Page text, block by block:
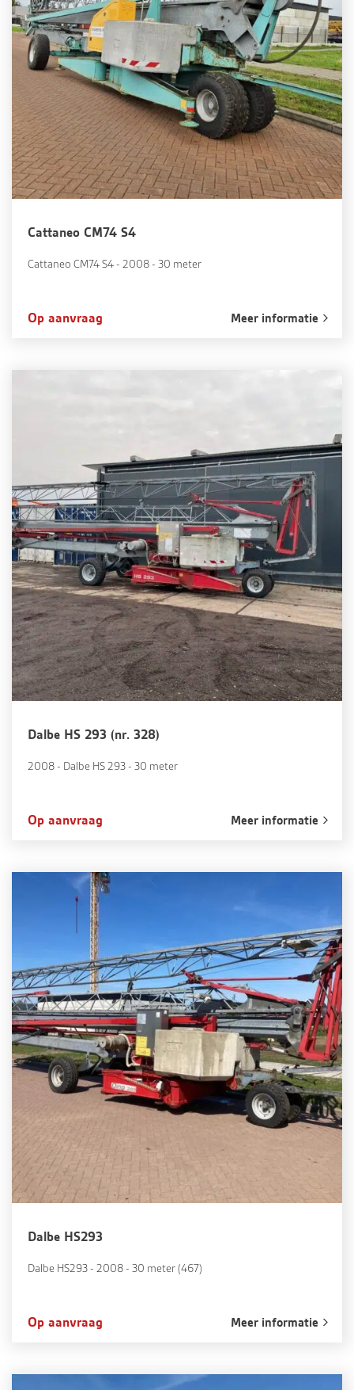
Cattaneo CM74 S4
Cattaneo CM74 S4 - 2008 - 30 meter
Op aanvraag Meer informatie
Dalbe HS 293 (nr. 328)
2008 - Dalbe HS 293 - 30 meter
Op aanvraag Meer informatie
Dalbe HS293
Dalbe HS293 - 2008 - 30 meter (467)
Op aanvraag Meer informatie